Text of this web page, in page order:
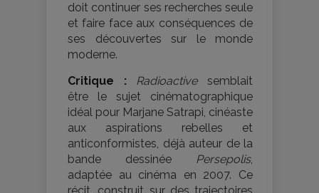
doit continuer ses recherches seule
et faire face aux conséquences de
ses découvertes sur le monde
moderne.
Critique :
Radioactivesemblait
être le sujet cinématographique
idéal pour Marjane Satrapi, cinéaste
aux aspirations rebelles et
anticonformistes, déjà auteur de la
bande dessinée Persepolis,
adaptée au cinéma en 2007. Ce